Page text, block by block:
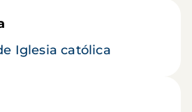
Iglesia católica